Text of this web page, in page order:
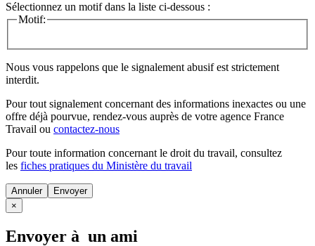
Sélectionnez un motif dans la liste ci-dessous :
Motif:
Nous vous rappelons que le signalement abusif est strictement
interdit.
Pour tout signalement concernant des informations inexactes ou une
offre déjà pourvue, rendez-vous auprès de votre agence France
Travail ou contactez-nous
Pour toute information concernant le droit du travail, consultez
les fiches pratiques du Ministère du travail
Annuler
×
Envoyer à un ami